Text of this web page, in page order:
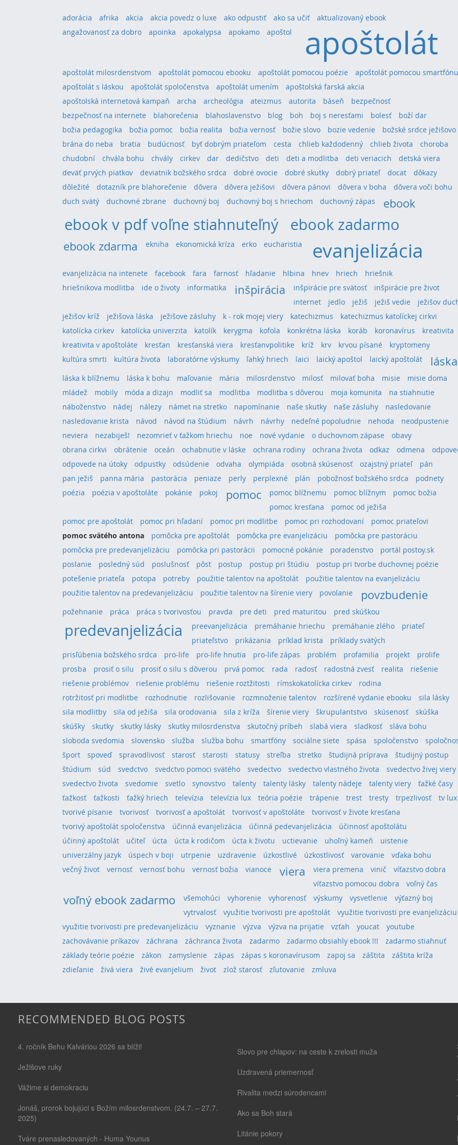
adorácia afrika akcia akcia povedz o luxe ako odpustiť ako sa učiť
aktualizovaný ebook
angažovanosť za dobro
apoinka apokalypsa apokamo apoštol apoštolát
apoštolát milosrdenstvom apoštolát pomocou ebooku apoštolát pomocou poézie
apoštolát pomocou smartfónu
apoštolát s láskou
apoštolát spoločenstva apoštolát umením
apoštolská farská akcia
apoštolská internetová kampaň
archa archeológia ateizmus autorita báseň
bezpečnosť
bezpečnosť na internete
blahorečenia blahoslavenstvo blog boh boj s neresťami bolesť
boží dar
božia pedagogika
božia pomoc božia realita božia vernosť božie slovo bozie vedenie
božské srdce ježišovo
brána do neba
bratia budúcnosť byť dobrým priateľom cesta chlieb každodenný chlieb života
choroba
chudobní
chvála bohu chvály cirkev dar dedičstvo deti deti a modlitba deti veriacich
detská viera
deväť prvých piatkov
deviatnik božského srdca dobré ovocie dobré skutky dobrý priateľ docat
dôkazy
dôležité
dotazník pre blahorečenie dôvera dôvera ježišovi dôvera pánovi dôvera v boha
dôvera voči bohu
duch svätý
duchovné zbrane duchovný boj duchovný boj s hriechom duchovný zápas ebook
ebook v pdf voľne stiahnuteľný ebook zadarmo
ebook zdarma ekniha ekonomická kríza erko eucharistia evanjelizácia
evanjelizácia na intenete facebook fara farnosť hľadanie hlbina hnev hriech
hriešnik
hriešnikova modlitba
ide o životy informatika inšpirácia inšpirácie pre svätosť
inšpirácie pre život
internet
jedlo ježiš ježiš vedie
ježišov
ježišov kríž
ježišova láska ježišove zásluhy k - rok mojej viery katechizmus
katechizmus katolíckej cirkvi
katolícka cirkev
katolícka univerzita katolík kerygma kofola konkrétna láska koráb koronavírus
kreativita
kreativita v apoštoláte
kresťan kresťanská viera kresťanvpolitike kríž krv krvou písané
kryptomeny
kultúra smrti
kultúra života laboratórne výskumy ľahký hriech laici laický apoštol laický apoštolát láska
láska k blížnemu láska k bohu maľovanie mária milosrdenstvo milosť milovať boha misie
misie doma
mládež
mobily móda a dizajn modliť sa modlitba modlitba s dôverou moja komunita
na stiahnutie
náboženstvo
nádej nálezy námet na stretko napomínanie naše skutky naše zásluhy
nasledovanie
nasledovanie krista
návod návod na štúdium návrh návrhy nedeľné popoludnie nehoda
neodpustenie
neviera
nezabiješ! nezomrieť v ťažkom hriechu noe nové vydanie o duchovnom zápase
obavy
obrana cirkvi
obrátenie oceán ochabnutie v láske ochrana rodiny ochrana života odkaz odmena
odpovede na útoky
odpustky odsúdenie odvaha olympiáda osobná skúsenosť ozajstný priateľ
pán
pan ježiš
panna mária pastorácia peniaze perly perplexné plán pobožnosť božského srdca
podnety
poézia
poézia v apoštoláte pokánie pokoj pomoc pomoc blížnemu pomoc blížnym
pomoc božia
pomoc kresťana
pomoc od ježiša
pomoc pre apoštolát
pomoc pri hľadaní pomoc pri modlitbe pomoc pri rozhodovaní
pomoc priateľovi
pomoc svätého antona
pomôcka pre apoštolát pomôcka pre evanjelizáciu
pomôcka pre pastoráciu
pomôcka pre predevanjelizáciu
pomôcka pri pastorácii pomocné pokánie poradenstvo
portál postoy.sk
poslanie
posledný súd poslušnosť pôst postup postup pri štúdiu
postup pri tvorbe duchovnej poézie
potešenie priateľa
potopa potreby použitie talentov na apoštolát
použitie talentov na evanjelizáciu
použitie talentov na predevanjelizáciu
použitie talentov na šírenie viery povolanie povzbudenie
požehnanie práca práca s tvorivosťou pravda pre deti pred maturitou pred skúškou
predevanjelizácia preevanjelizácia premáhanie hriechu premáhanie zlého
priateľ
priateľstvo
prikázania príklad krista
príklady svätých
prisľúbenia božského srdca
pro-life pro-life hnutia pro-life zápas problém profamilia projekt
prolife
prosba
prosiť o silu prosiť o silu s dôverou prvá pomoc rada radosť radostná zvesť realita
riešenie
riešenie problémov
riešenie problému riešenie roztžitosti rímskokatolícka cirkev
rodina
rotržitosť pri modlitbe
rozhodnutie rozlišovanie rozmnoženie talentov rozšírené vydanie ebooku
sila lásky
sila modlitby
sila od ježiša sila orodovania sila z kríža šírenie viery škrupulantstvo skúsenosť
skúška
skúšky
skutky skutky lásky skutky milosrdenstva skutočný príbeh slabá viera sladkosť
sláva bohu
sloboda svedomia
slovensko služba služba bohu smartfóny sociálne siete spása spoločenstvo
šport
spoveď spravodlivosť starosť starosti statusy streľba stretko študijná príprava
študijný postup
štúdium
súd svedctvo svedctvo pomoci svätého svedectvo svedectvo vlastného života
svedectvo živej viery
svedectvo života
svedomie svetlo synovstvo talenty talenty lásky talenty nádeje talenty viery
ťažké časy
ťažkosť
ťažkosti ťažký hriech televízia televízia lux teória poézie trápenie trest tresty trpezlivosť
tv lux
tvorivé písanie
tvorivosť tvorivosť a apoštolát tvorivosť v apoštoláte
tvorivosť v živote kresťana
tvorivý apoštolát spoločenstva
účinná evanjelizácia účinná pedevanjelizácia
účinnosť apoštolátu
účinný apoštolát
učiteľ úcta úcta k rodičom úcta k životu uctievanie uhoľný kameň
uistenie
univerzálny jazyk
úspech v boji utrpenie uzdravenie úzkostlivé úzkostlivosť varovanie
vďaka bohu
večný život
vernosť vernosť bohu vernosť božia vianoce viera viera premena vinič
víťazstvo dobra
víťazstvo pomocou dobra
voľný čas
voľný ebook zadarmo všemohúci vyhorenie vyhorenosť výskumy vysvetlenie
výťazný boj
vytrvalosť
využitie tvorivosti pre apoštolát
využitie tvorivosti pre evanjelizáciu
využitie tvorivosti pre predevanjelizáciu
vyznanie výzva výzva na prijatie vzťah youcat
youtube
zachovávanie príkazov
záchrana záchranca života zadarmo zadarmo obsiahly ebook !!!
zadarmo stiahnuť
základy teórie poézie
zákon zamyslenie zápas zápas s koronavírusom zapoj sa záštita
záštita kríža
zdieľanie
živá viera živé evanjelium život zlož starosť zľutovanie zmluva
RECOMMENDED BLOG POSTS
4. ročník Behu Kalváriou 2026 sa blíži!
Ježišove ruky
Vážime si demokraciu
Jonáš, prorok bojujúci s Božím milosrdenstvom. (24.7. – 27.7.
2025)
Tváre prenasledovaných - Huma Younus
Slovo pre chlapov: na ceste k zrelosti muža
Uzdravená priemernosť
Rivalita medzi súrodencami
Ako sa Boh stará
Litánie pokory